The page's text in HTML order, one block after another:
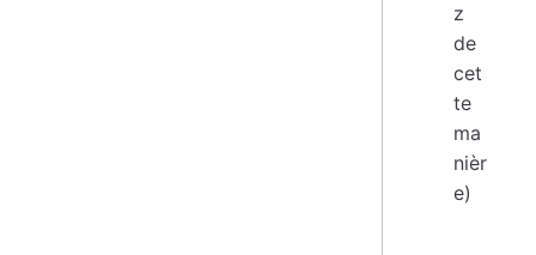
z
de
cet
te
ma
nièr
e)